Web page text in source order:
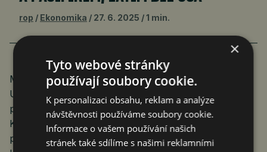
rop Ekonomika 27. 6. 2025 1 min.
Minulý týden prezentovala šéfka Evropské komise
Ursula von der Leyenová nápad vytvořit jako
protiváhu USA obchodní dohodu s 12 zeměmi
Komplexní a progresivní dohody o transpacifickém
partnerství. (Nápad prý má podporu německého
×
Tyto webové stránky
používají soubory cookie.
K personalizaci obsahu, reklam a analýze
návštěvnosti používáme soubory cookie.
Informace o vašem používání našich
stránek také sdílíme s našimi reklamními